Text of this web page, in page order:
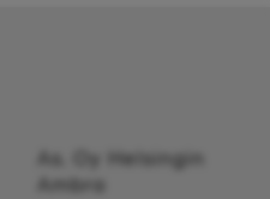
As. Oy Helsingin
Ambra